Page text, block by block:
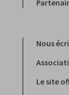
Nous
Le site